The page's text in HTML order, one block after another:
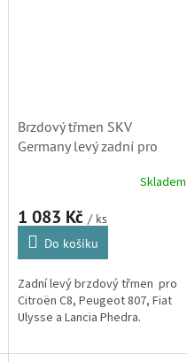
Brzdový třmen SKV
Germany levý zadní pro
Skladem
1 083 Kč / ks
Do košíku
Zadní levý brzdový třmen pro
Citroën C8, Peugeot 807, Fiat
Ulysse a Lancia Phedra.